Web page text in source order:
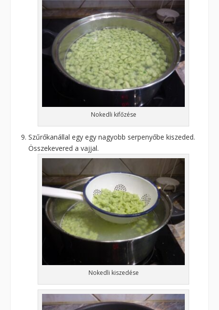
Nokedli kifőzése
Szűrőkanállal egy egy nagyobb serpenyőbe kiszeded.
Összekevered a vajjal.
Nokedli kiszedése